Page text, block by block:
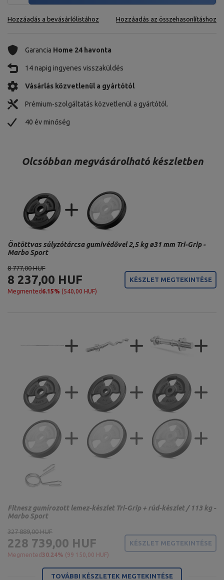
Hozzáadás a bevásárlólistához Hozzáadás az összehasonlításhoz
Garancia Home 24 havonta
14 napig ingyenes visszaküldés
Vásárlás közvetlenül a gyártótól
Prémium-szolgáltatás közvetlenül a gyártótól.
40 év minőség
Olcsóbban megvásárolható készletben
8 777,00 HUF
8 237,00 HUF
Megmented 6.15% (540,00 HUF)
KÉSZLET MEGTEKINTÉSE
Öntöttvas súlyzótárcsa gumivédővel 2,5 kg ø31 mm Tri-Grip -
Marbo Sport
327 889,00 HUF
228 739,00 HUF
Megmented 30.24% (99 150,00 HUF)
KÉSZLET MEGTEKINTÉSE
Fitnesz gumírozott lemez-készlet Tri-Grip + rúd-készlet / 113 kg -
Marbo Sport
TOVÁBBI KÉSZLETEK MEGTEKINTÉSE